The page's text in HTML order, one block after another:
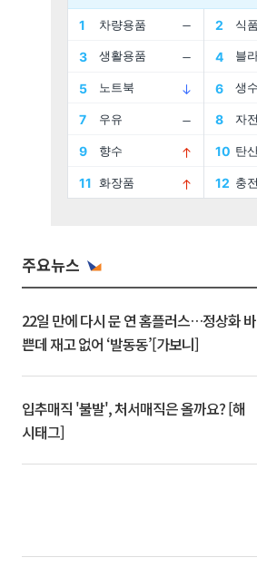
주요뉴스
22일 만에 다시 문 연 홈플러스…정상화 바
쁜데 재고 없어 ‘발동동’[가보니]
입추매직 '불발', 처서매직은 올까요? [해
시태그]